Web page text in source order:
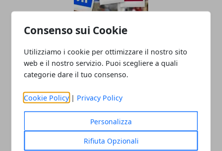
Consenso sui Cookie
Utilizziamo i cookie per ottimizzare il nostro sito
web e il nostro servizio. Puoi scegliere a quali
categorie dare il tuo consenso.
Cookie Policy | Privacy Policy
Personalizza
Rifiuta Opzionali
Il Ruolo dell'Analisi Dati nel Social Media
Marketing
12/12/2024